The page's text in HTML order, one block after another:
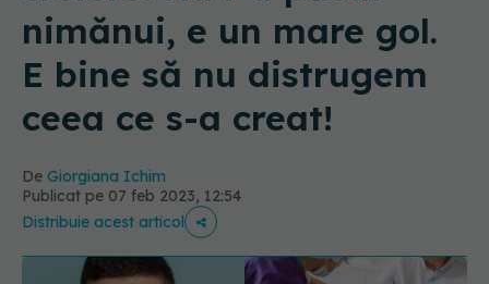
nimănui, e un mare gol.
E bine să nu distrugem
ceea ce s-a creat!
De Giorgiana Ichim
Publicat pe 07 feb 2023, 12:54
Distribuie acest articol